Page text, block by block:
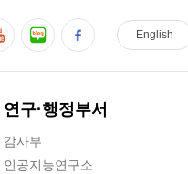
연구·행정부서
감사부
인공지능연구소
English